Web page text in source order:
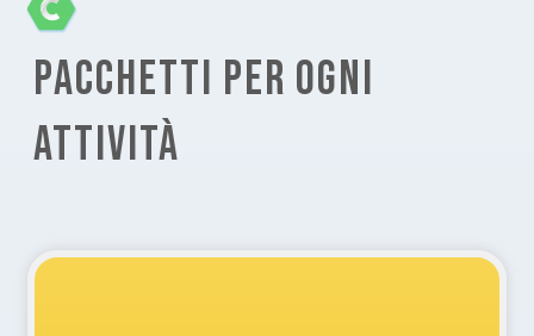
PACCHETTI PER OGNI
ATTIVITÀ